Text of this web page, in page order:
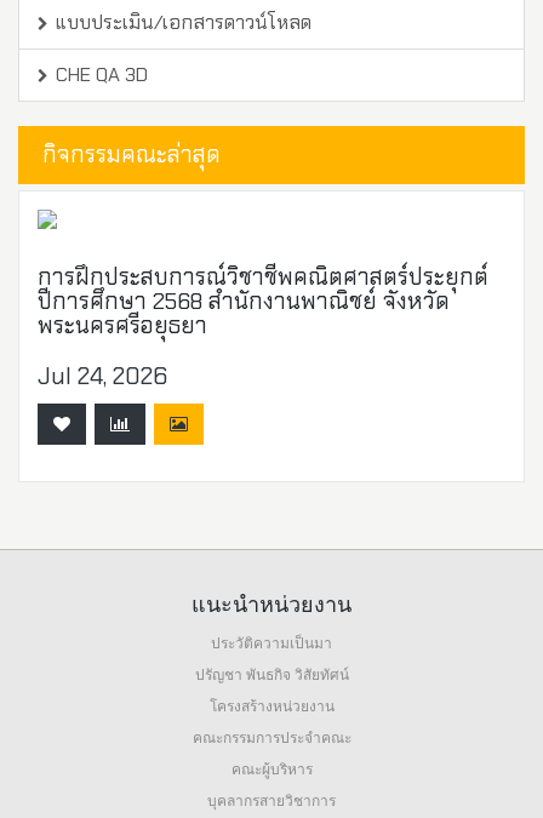
แบบประเมิน/เอกสารดาวน์โหลด
CHE QA 3D
กิจกรรมคณะล่าสุด
การฝึกประสบการณ์วิชาชีพคณิตศาสตร์ประยุกต์
ปีการศึกษา 2568 สำนักงานพาณิชย์ จังหวัด
พระนครศรีอยุธยา
Jul 24, 2026
แนะนำหน่วยงาน
ประวัติความเป็นมา
ปรัญชา พันธกิจ วิสัยทัศน์
โครงสร้างหน่วยงาน
คณะกรรมการประจำคณะ
คณะผู้บริหาร
บุคลากรสายวิชาการ